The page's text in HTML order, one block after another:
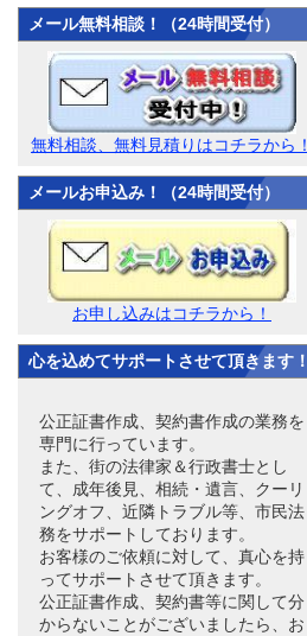
メール無料相談！（24時間受付）
無料相談、無料見積りはコチラから！
メールお申込み！（24時間受付）
お申し込みはコチラから！
心を込めてサポートさせて頂きます！
公正証書作成、契約書作成の業務を
専門に行っています。
また、街の法律家＆行政書士とし
て、成年後見、相続・遺言、クーリ
ングオフ、近隣トラブル等、市民法
務をサポートしております。
お客様のご依頼に対して、真心を持
ってサポートさせて頂きます。
公正証書作成、契約書等に関して分
からないことがございましたら、お